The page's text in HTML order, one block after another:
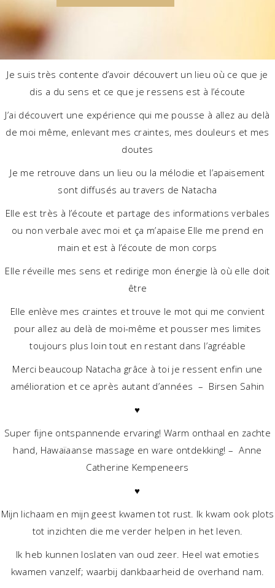
Je suis très contente d’avoir découvert un lieu où ce que je
dis a du sens et ce que je ressens est à l’écoute
J’ai découvert une expérience qui me pousse à allez au delà
de moi même, enlevant mes craintes, mes douleurs et mes
doutes
Je me retrouve dans un lieu ou la mélodie et l’apaisement
sont diffusés au travers de Natacha
Elle est très à l’écoute et partage des informations verbales
ou non verbale avec moi et ça m’apaise Elle me prend en
main et est à l’écoute de mon corps
Elle réveille mes sens et redirige mon énergie là où elle doit
être
Elle enlève mes craintes et trouve le mot qui me convient
pour allez au delà de moi-même et pousser mes limites
toujours plus loin tout en restant dans l’agréable
Merci beaucoup Natacha grâce à toi je ressent enfin une
amélioration et ce après autant d’années – Birsen Sahin
♥
Super fijne ontspannende ervaring! Warm onthaal en zachte
hand, Hawaïaanse massage en ware ontdekking! – Anne
Catherine Kempeneers
♥
Mijn lichaam en mijn geest kwamen tot rust. Ik kwam ook plots
tot inzichten die me verder helpen in het leven.
Ik heb kunnen loslaten van oud zeer. Heel wat emoties
kwamen vanzelf; waarbij dankbaarheid de overhand nam.